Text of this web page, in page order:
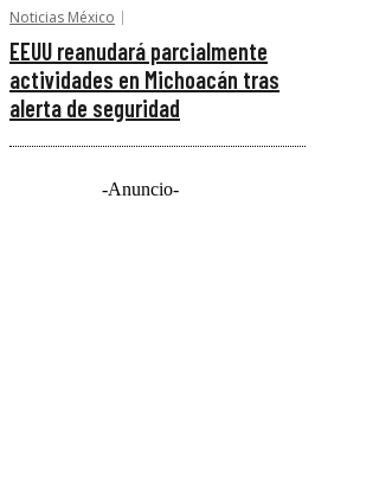
Noticias México
EEUU reanudará parcialmente
actividades en Michoacán tras
alerta de seguridad
-Anuncio-